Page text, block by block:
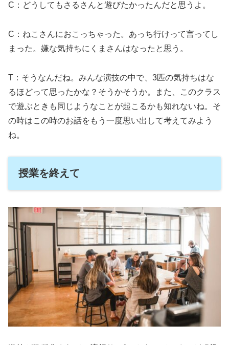
C：どうしてもさるさんと遊びたかったんだと思うよ。
C：ねこさんにおこっちゃった。あっち行けって言ってし
まった。嫌な気持ちにくまさんはなったと思う。
T：そうなんだね。みんな演技の中で、3匹の気持ちはな
るほどって思ったかな？そうかそうか。また、このクラス
で遊ぶときも同じようなことが起こるかも知れないね。そ
の時はこの時のお話をもう一度思い出して考えてみよう
ね。
授業を終えて